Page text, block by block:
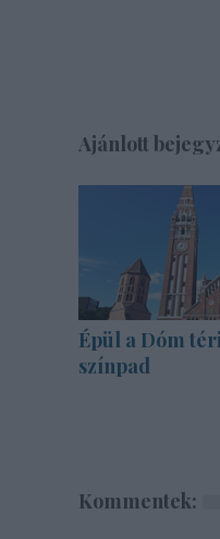
Ajánlott
Épül a Dóm
színpad
Kommentek: